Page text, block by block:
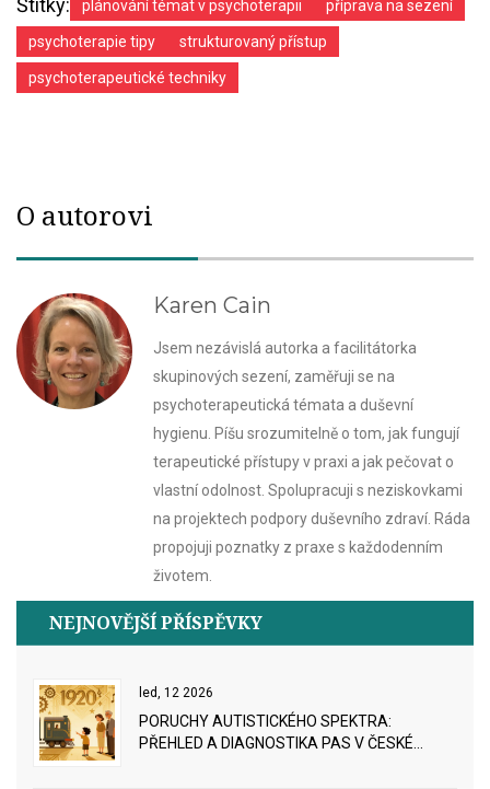
Štítky: plánování témat v psychoterapii příprava na sezení
psychoterapie tipy strukturovaný přístup
psychoterapeutické techniky
O autorovi
Karen Cain
Jsem nezávislá autorka a facilitátorka
skupinových sezení, zaměřuji se na
psychoterapeutická témata a duševní
hygienu. Píšu srozumitelně o tom, jak fungují
terapeutické přístupy v praxi a jak pečovat o
vlastní odolnost. Spolupracuji s neziskovkami
na projektech podpory duševního zdraví. Ráda
propojuji poznatky z praxe s každodenním
životem.
NEJNOVĚJŠÍ PŘÍSPĚVKY
led, 12 2026
PORUCHY AUTISTICKÉHO SPEKTRA:
PŘEHLED A DIAGNOSTIKA PAS V ČESKÉ